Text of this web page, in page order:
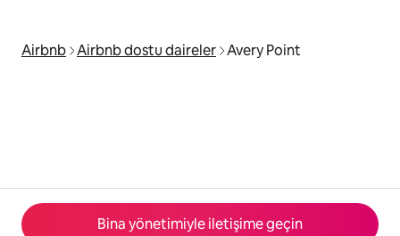
Bina yönetimiyle iletişime geçin
Airbnb Airbnb dostu daireler Avery Point